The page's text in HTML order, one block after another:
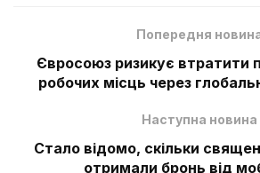
Попередня
Євросоюз ризикує втратити
робочих місць через
Наступна новина
Стало відомо, скільки
отримали бронь від